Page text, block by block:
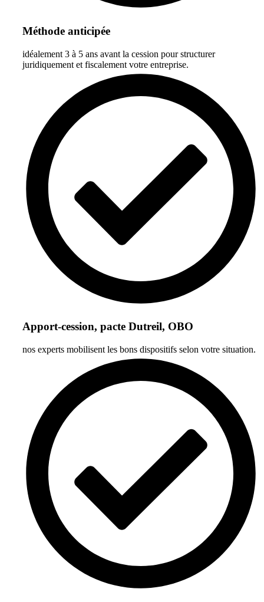
Méthode anticipée
idéalement 3 à 5 ans avant la cession pour structurer
juridiquement et fiscalement votre entreprise.
Apport-cession, pacte Dutreil, OBO
nos experts mobilisent les bons dispositifs selon votre situation.